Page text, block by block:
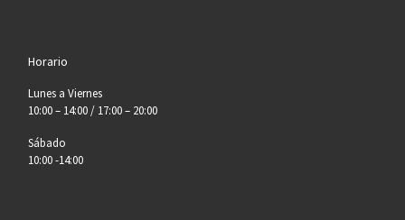
Horario
Lunes a Viernes
10:00 – 14:00 / 17:00 – 20:00
Sábado
10:00 -14:00